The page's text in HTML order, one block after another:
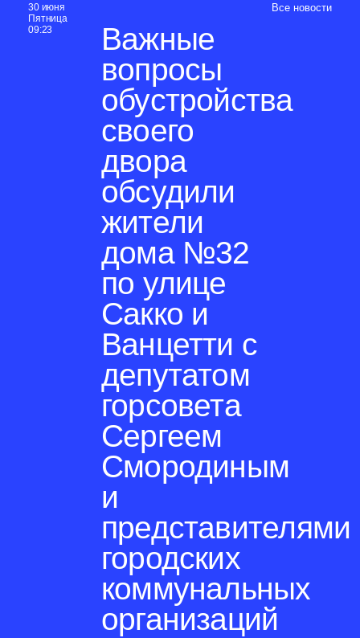
30 июня
Пятница
09:23
Все новости
Важные
вопросы
обустройства
своего
двора
обсудили
жители
дома №32
по улице
Сакко и
Ванцетти с
депутатом
горсовета
Сергеем
Смородиным
и
представителями
городских
коммунальных
организаций